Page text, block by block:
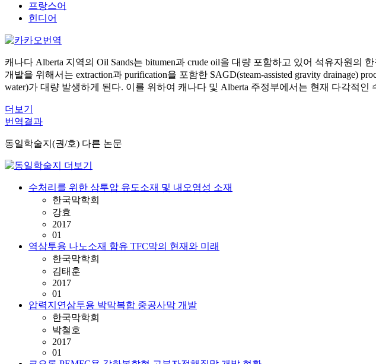
프랑스어
힌디어
캐나다 Alberta 지역의 Oil Sands는 bitumen과 crude oil을 대량 포함하고 있어 석유자원의
개발을 위해서는 extraction과 purification을 포함한 SAGD(steam-assisted gravity drainage)
water)가 대량 발생하게 된다. 이를 위하여 캐나다 및 Alberta 주정부에서는 현재 다각적
더보기
번역결과
동일학술지(권/호) 다른 논문
수처리를 위한 삼투압 유도소재 및 내오염성 소재
한국막학회
강효
2017
01
역삼투용 나노소재 함유 TFC막의 현재와 미래
한국막학회
김태훈
2017
01
압력지연삼투용 박막복합 중공사막 개발
한국막학회
박철호
2017
01